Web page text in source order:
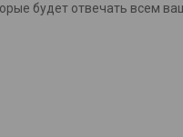
будет отвечать всем